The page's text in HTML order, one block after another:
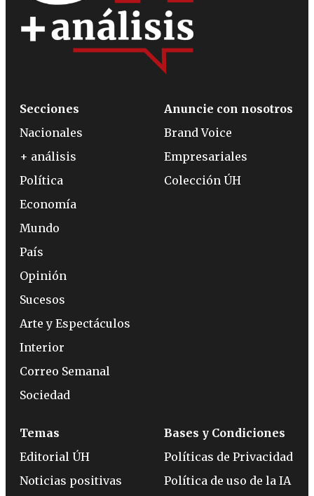
Secciones
Nacionales
+ análisis
Política
Economía
Mundo
País
Opinión
Sucesos
Arte y Espectáculos
Interior
Correo Semanal
Sociedad
Anuncie con nosotros
Brand Voice
Empresariales
Colección ÚH
Temas
Editorial ÚH
Noticias positivas
Bases y Condiciones
Políticas de Privacidad
Política de uso de la IA